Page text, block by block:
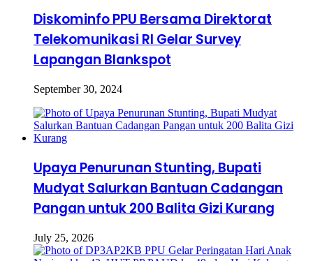
Diskominfo PPU Bersama Direktorat
Telekomunikasi RI Gelar Survey
Lapangan Blankspot
September 30, 2024
Upaya Penurunan Stunting, Bupati
Mudyat Salurkan Bantuan Cadangan
Pangan untuk 200 Balita Gizi Kurang
July 25, 2026